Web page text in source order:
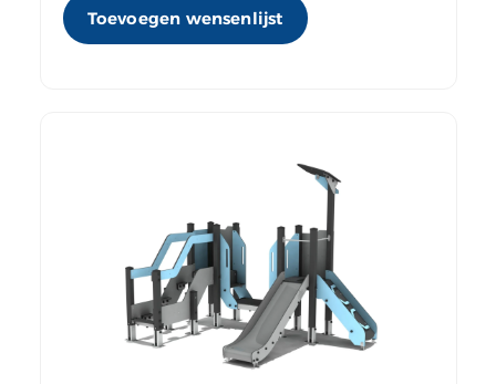
Toevoegen wensenlijst